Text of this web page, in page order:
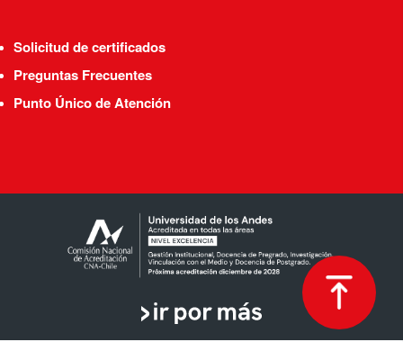
Solicitud de certificados
Preguntas Frecuentes
Punto Único de Atención